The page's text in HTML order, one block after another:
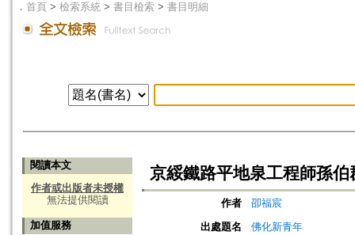
． 首頁 > 檢索系統 > 書目檢索 > 書目明細
閱讀本文
作者或出版者未授權
無法提供閱讀
加值服務
京綏鐵路平地泉工程師孫
作者
卲福宸
出處題名
佛化新青年